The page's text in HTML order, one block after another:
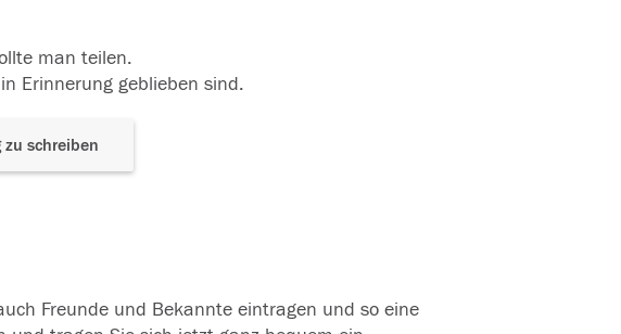
man teilen.
Erinnerung geblieben sind.
schreiben
Freunde und Bekannte eintragen und so eine